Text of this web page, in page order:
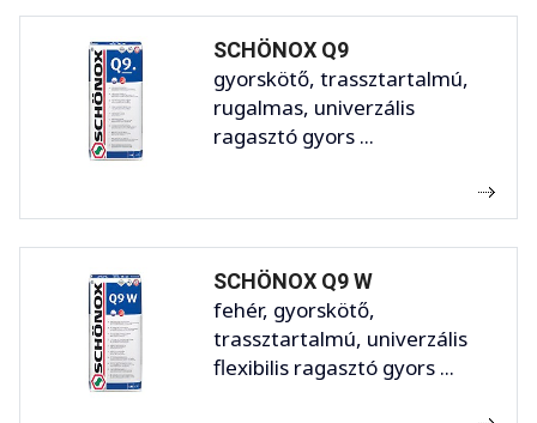
SCHÖNOX Q9
gyorskötő, trassztartalmú,
rugalmas, univerzális
ragasztó gyors ...
SCHÖNOX Q9 W
fehér, gyorskötő,
trassztartalmú, univerzális
flexibilis ragasztó gyors ...